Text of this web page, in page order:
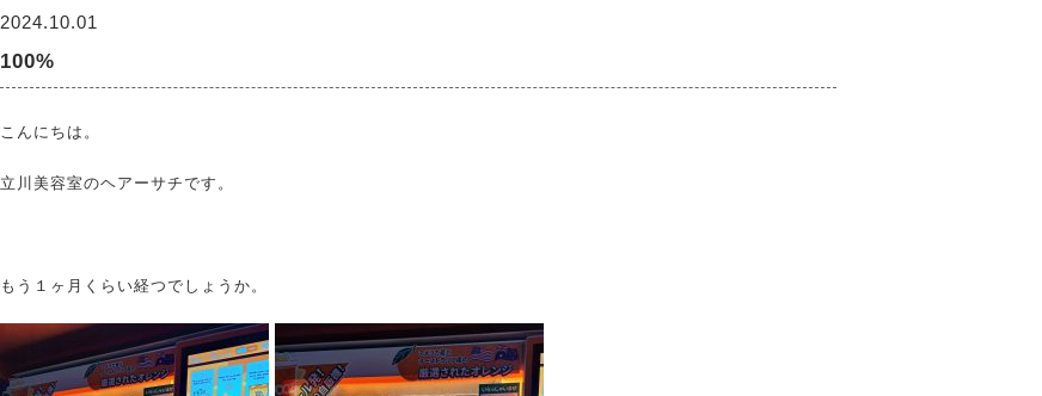
2024.10.01
100%
こんにちは。
立川美容室のヘアーサチです。
もう１ヶ月くらい経つでしょうか。